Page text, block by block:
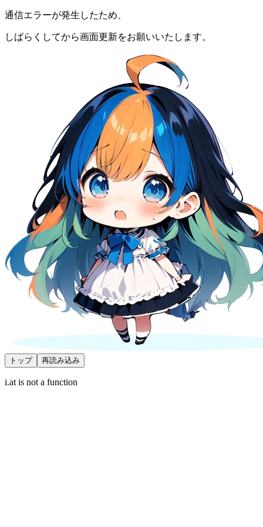
通信エラーが発生したため、
しばらくしてから画面更新をお願いいたします。
トップ 再読み込み
i.at is not a function